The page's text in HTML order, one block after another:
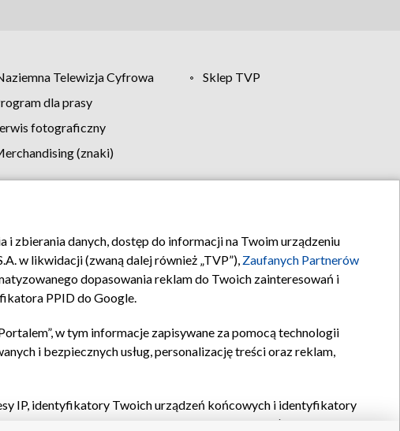
Telewizja Cyfrowa
Sklep TVP
dla prasy
fotograficzny
(znaki)
reklamy Kontakt
zbierania danych, dostęp do informacji na Twoim urządzeniu
w likwidacji (zwaną dalej również „TVP”), Zaufanych Partnerów
dopasowania reklam do Twoich zainteresowań i
PPID do Google.
w tym informacje zapisywane za pomocą technologii
i bezpiecznych usług, personalizację treści oraz reklam,
IP, identyfikatory Twoich urządzeń końcowych i identyfikatory
oraz pozostałych